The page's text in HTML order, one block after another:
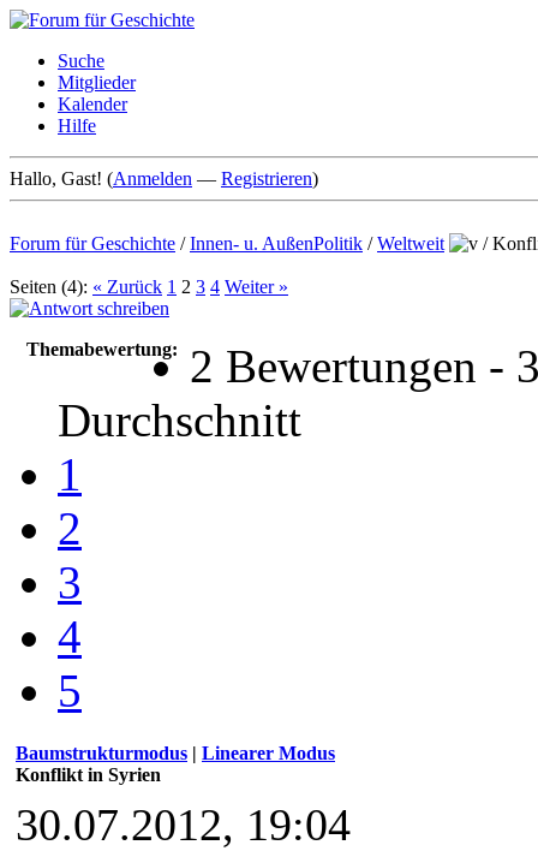
Suche
Mitglieder
Kalender
Hilfe
Hallo, Gast! (Anmelden — Registrieren)
Forum für Geschichte /Innen- u. AußenPolitik /Weltweit /
Seiten (4): « Zurück 1 2 3 4 Weiter »
Themabewertung:
2 Bewertungen -
Durchschnitt
1
2
3
4
5
Baumstrukturmodus | Linearer Modus
Konflikt in Syrien
30.07.2012, 19:04